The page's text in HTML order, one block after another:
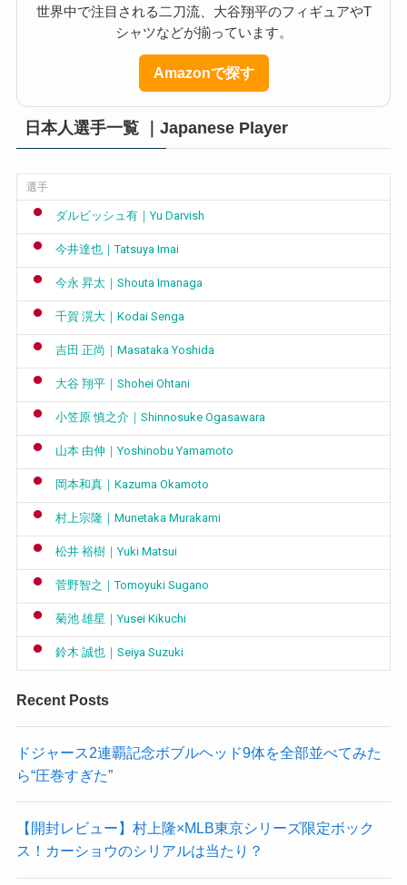
世界中で注目される二刀流、大谷翔平のフィギュアやT
シャツなどが揃っています。
Amazonで探す
日本人選手一覧 ｜Japanese Player
選手
ダルビッシュ有｜Yu Darvish
今井達也｜Tatsuya Imai
今永 昇太｜Shouta Imanaga
千賀 滉大｜Kodai Senga
吉田 正尚｜Masataka Yoshida
大谷 翔平｜Shohei Ohtani
小笠原 慎之介｜Shinnosuke Ogasawara
山本 由伸｜Yoshinobu Yamamoto
岡本和真｜Kazuma Okamoto
村上宗隆｜Munetaka Murakami
松井 裕樹｜Yuki Matsui
菅野智之｜Tomoyuki Sugano
菊池 雄星｜Yusei Kikuchi
鈴木 誠也｜Seiya Suzuki
Recent Posts
ドジャース2連覇記念ボブルヘッド9体を全部並べてみた
ら“圧巻すぎた”
【開封レビュー】村上隆×MLB東京シリーズ限定ボック
ス！カーショウのシリアルは当たり？